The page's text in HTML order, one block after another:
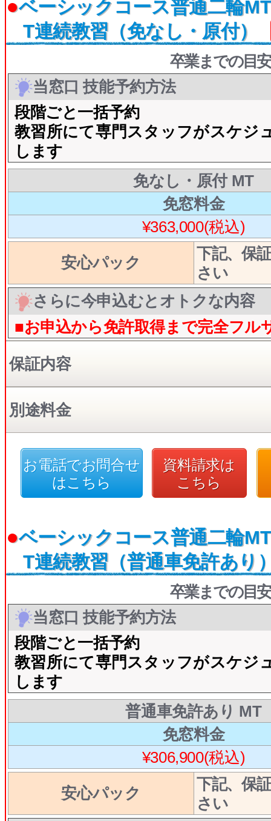
●ベーシックコース普通二輪
T連続教習（免なし・原付）
卒業までの目
当窓口 技能予約方法
段階ごと一括予約
教習所にて専門スタッフがスケジ
します
免なし・原付 MT
免窓料金
¥363,000(税込)
安心パック
下記、保
さい
さらに今申込むとオトクな内容
■お申込から免許取得まで完全フル
保証内容
別途料金
お電話でお問合せ
はこちら
資料請求は
こちら
●ベーシックコース普通二輪
T連続教習（普通車免許あり
卒業までの目
当窓口 技能予約方法
段階ごと一括予約
教習所にて専門スタッフがスケジ
します
普通車免許あり MT
免窓料金
¥306,900(税込)
安心パック
下記、保
さい